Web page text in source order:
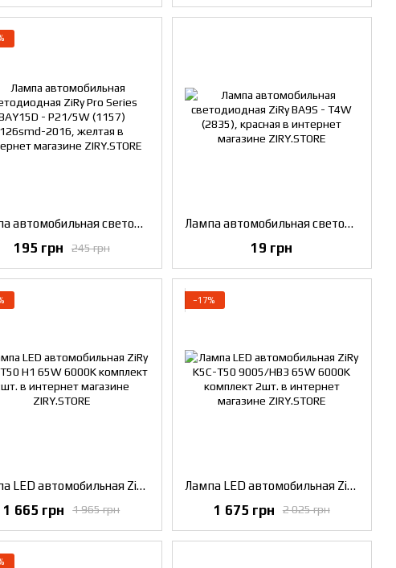
Лампа автомобильная светодиодная ZiRy Pro Series BAY15D - P21/5W (1157) 126smd-2016, желтая
245 грн
195 грн
Лампа автомобильная светодиодная ZiRy BA9S - T4W (2835), красная
19 грн
Лампа LED автомобильная ZiRy K5C-T50 H1 65W 6000K комплект 2шт.
1 965 грн
1 665 грн
−17%
Лампа LED автомобильная ZiRy K5C-T50 9005/HB3 65W 6000K комплект 2шт.
2 025 грн
1 675 грн